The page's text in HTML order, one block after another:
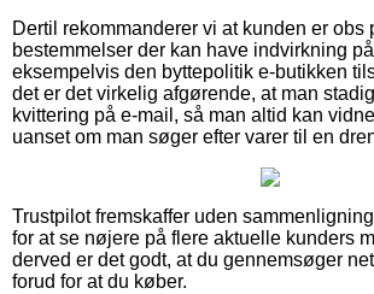
Dertil rekommanderer vi at kunden er obs
bestemmelser der kan have indvirkning
eksempelvis den byttepolitik e-butikken
det er det virkelig afgørende, at man
kvittering på e-mail, så man altid kan
uanset om man søger efter varer til en
Trustpilot fremskaffer uden
for at se nøjere på flere aktuelle kunders
derved er det godt, at du gennemsøger
forud for at du køber.